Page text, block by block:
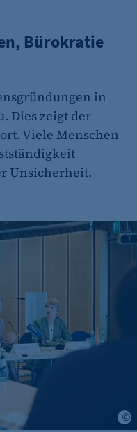
Bürokratie
in
Dies zeigt der
Viele Menschen
Unsicherheit.
bei Azubis – doch